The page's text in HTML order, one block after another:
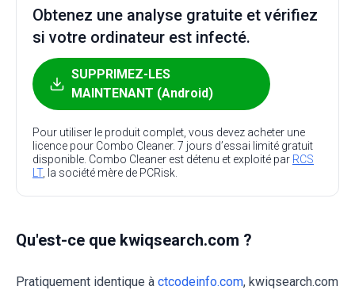
Obtenez une analyse gratuite et vérifiez
si votre ordinateur est infecté.
SUPPRIMEZ-LES
MAINTENANT (Android)
Pour utiliser le produit complet, vous devez acheter une
licence pour Combo Cleaner. 7 jours d’essai limité gratuit
disponible. Combo Cleaner est détenu et exploité par RCS
LT, la société mère de PCRisk.
Qu'est-ce que kwiqsearch.com ?
Pratiquement identique à ctcodeinfo.com, kwiqsearch.com